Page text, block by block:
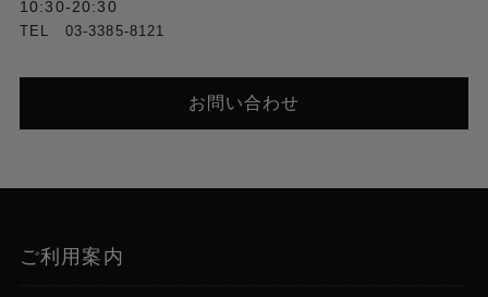
10:30-20:30
TEL 03-3385-8121
お問い合わせ
ご利用案内